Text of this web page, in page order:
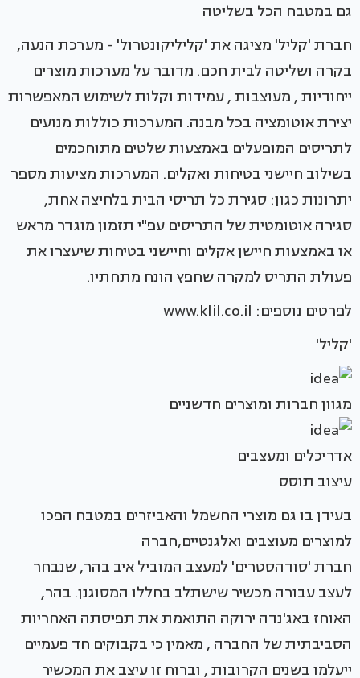
גם במטבח הכל בשליטה
חברת 'קליל' מציגה את 'קליליקונטרול' - מערכת הנעה,
בקרה ושליטה לבית חכם. מדובר על מערכות מוצרים
ייחודיות , מעוצבות , עמידות וקלות לשימוש המאפשרות
יצירת אוטומציה בכל מבנה. המערכות כוללות מנועים
לתריסים המופעלים באמצעות שלטים מתוחכמים
בשילוב חיישני בטיחות ואקלים. המערכות מציעות מספר
יתרונות כגון: סגירת כל תריסי הבית בלחיצה אחת,
סגירה אוטומטית של התריסים עפ"י תזמון מוגדר מראש
או באמצעות חיישן אקלים וחיישני בטיחות שיעצרו את
פעולת התריס למקרה שחפץ הונח מתחתיו.
לפרטים נוספים: www.klil.co.il
'קליל'
מגוון חברות ומוצרים חדשניים
אדריכלים ומעצבים
עיצוב תוסס
בעידן בו גם מוצרי החשמל והאביזרים במטבח הפכו
למוצרים מעוצבים ואלגנטיים,חברה
חברת 'סודהסטרים' למעצב המוביל איב בהר, שנבחר
לעצב עבורה מכשיר שישתלב בחללו המסוגנן. בהר,
האוחז באג'נדה ירוקה התואמת את תפיסתה האחריות
הסביבתית של החברה , מאמין כי בקבוקים חד פעמיים
ייעלמו בשנים הקרובות , וברוח זו עיצב את המכשיר